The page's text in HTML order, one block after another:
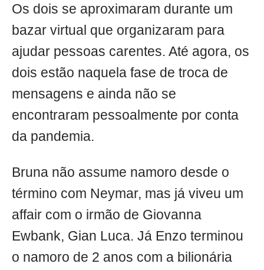
Os dois se aproximaram durante um
bazar virtual que organizaram para
ajudar pessoas carentes. Até agora, os
dois estão naquela fase de troca de
mensagens e ainda não se
encontraram pessoalmente por conta
da pandemia.
Bruna não assume namoro desde o
término com Neymar, mas já viveu um
affair com o irmão de Giovanna
Ewbank, Gian Luca. Já Enzo terminou
o namoro de 2 anos com a bilionária